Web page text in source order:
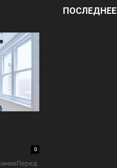
0
ПОСЛЕДНЕЕ